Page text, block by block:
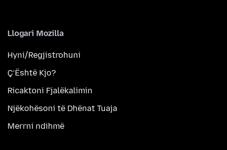
Llogari Mozilla
Hyni/Regjistrohuni
Ç’Është Kjo?
Ricaktoni Fjalëkalimin
Njëkohësoni të Dhënat Tuaja
Merrni ndihmë